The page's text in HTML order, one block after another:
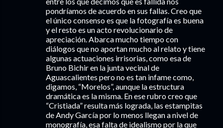
pondríamos de acuerdo en sus fallas. Creo que
el único consenso es que la fotografía es buena
y el resto es un acto revolucionario de
apreciación. Abarca mucho tiempo con
diálogos que no aportan mucho al relato y tiene
algunas actuaciones irrisorias, como esa de
Bruno Bichir en la junta vecinal de
Aguascalientes pero no es tan infame como,
digamos, “Morelos”, aunque la estructura
dramática es la misma. En ese rubro creo que
“Cristiada” resulta más lograda, las estampitas
de Andy García por lo menos llegan a nivel de
monografía, esa falta de idealismo por la que